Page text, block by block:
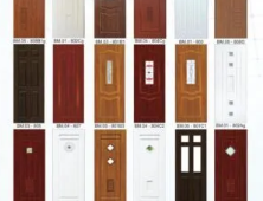
500.000 1 500.000
3.460.000